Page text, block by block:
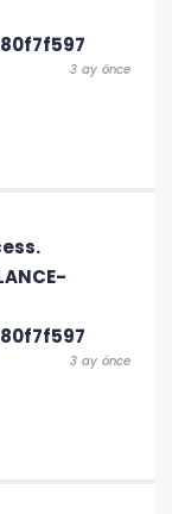
3 ay önce
3 ay önce